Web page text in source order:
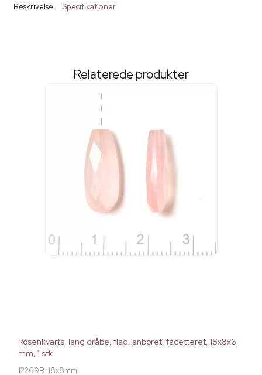
Beskrivelse Specifikationer
Relaterede produkter
Rosenkvarts, lang dråbe, flad, anboret, facetteret, 18x8x6
mm, 1 stk
12269B-18x8mm